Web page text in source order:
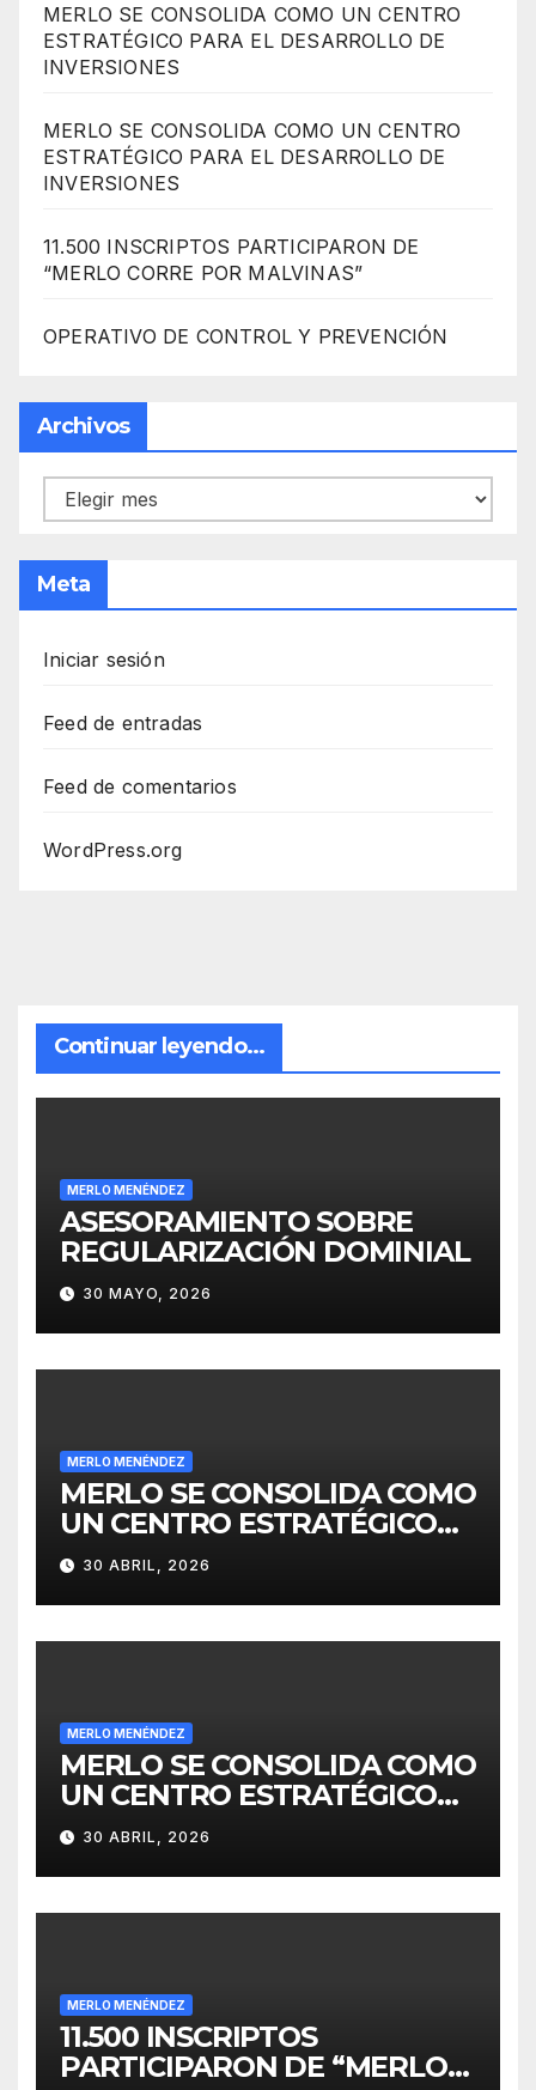
MERLO SE CONSOLIDA COMO UN CENTRO
ESTRATÉGICO PARA EL DESARROLLO DE
INVERSIONES
MERLO SE CONSOLIDA COMO UN CENTRO
ESTRATÉGICO PARA EL DESARROLLO DE
INVERSIONES
11.500 INSCRIPTOS PARTICIPARON DE
“MERLO CORRE POR MALVINAS”
OPERATIVO DE CONTROL Y PREVENCIÓN
Archivos
Archivos
Meta
Iniciar sesión
Feed de entradas
Feed de comentarios
WordPress.org
Continuar leyendo...
MERLO MENÉNDEZ
ASESORAMIENTO SOBRE
REGULARIZACIÓN DOMINIAL
30 MAYO, 2026
MERLO MENÉNDEZ
MERLO SE CONSOLIDA COMO
UN CENTRO ESTRATÉGICO
PARA EL DESARROLLO DE
INVERSIONES
30 ABRIL, 2026
MERLO MENÉNDEZ
MERLO SE CONSOLIDA COMO
UN CENTRO ESTRATÉGICO
PARA EL DESARROLLO DE
INVERSIONES
30 ABRIL, 2026
MERLO MENÉNDEZ
11.500 INSCRIPTOS
PARTICIPARON DE “MERLO